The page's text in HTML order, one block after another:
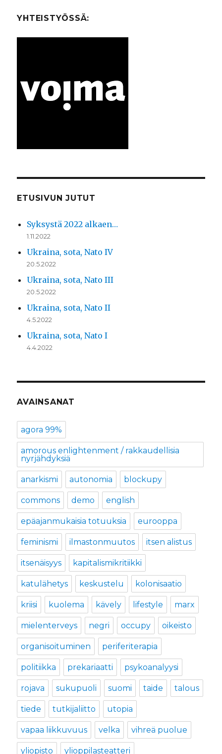
YHTEISTYÖSSÄ:
ETUSIVUN JUTUT
Syksystä 2022 alkaen…
1.11.2022
Ukraina, sota, Nato IV
20.5.2022
Ukraina, sota, Nato III
20.5.2022
Ukraina, sota, Nato II
4.5.2022
Ukraina, sota, Nato I
4.4.2022
AVAINSANAT
agora 99%
amorous enlightenment / rakkaudellisia
nyrjähdyksiä
anarkismi autonomia blockupy
commons demo english
epäajanmukaisia totuuksia eurooppa
feminismi ilmastonmuutos itsen alistus
itsenäisyys kapitalismikritiikki
katulähetys keskustelu kolonisaatio
kriisi kuolema kävely lifestyle marx
mielenterveys negri occupy oikeisto
organisoituminen periferiterapia
politiikka prekariaatti psykoanalyysi
rojava sukupuoli suomi taide talous
tiede tutkijaliitto utopia
vapaa liikkuvuus velka vihreä puolue
yliopisto ylioppilasteatteri